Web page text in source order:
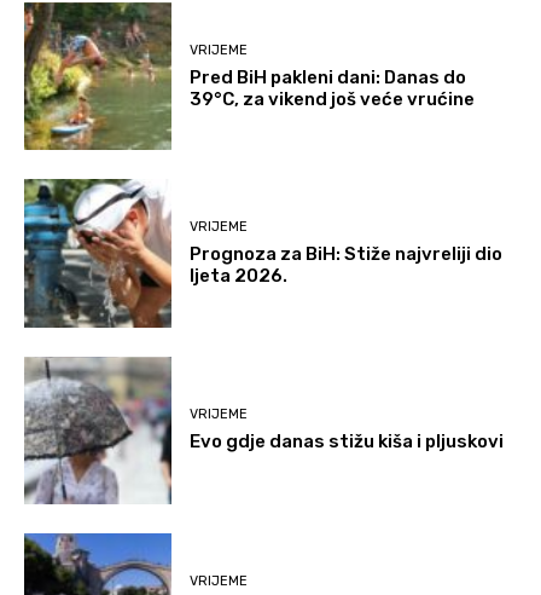
VRIJEME
Pred BiH pakleni dani: Danas do
39°C, za vikend još veće vrućine
VRIJEME
Prognoza za BiH: Stiže najvreliji dio
ljeta 2026.
VRIJEME
Evo gdje danas stižu kiša i pljuskovi
VRIJEME